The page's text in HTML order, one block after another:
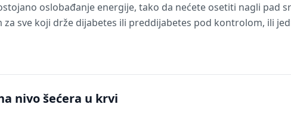
oslobađanje energije, tako da nećete osetiti nagli pad
sve koji drže dijabetes ili preddijabetes pod kontrolom, ili
nivo šećera u krvi